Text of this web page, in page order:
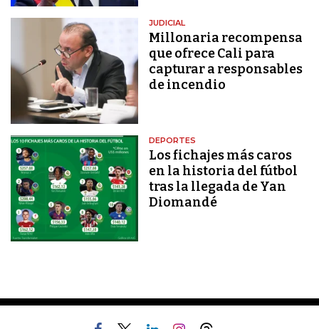
JUDICIAL
Millonaria recompensa
que ofrece Cali para
capturar a responsables
de incendio
DEPORTES
Los fichajes más caros
en la historia del fútbol
tras la llegada de Yan
Diomandé